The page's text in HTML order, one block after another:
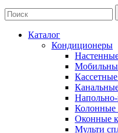
Каталог
Кондиционеры
Колонные
Оконные
Мульти